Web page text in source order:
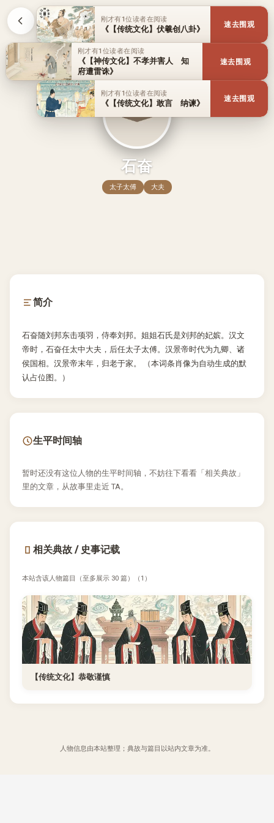
石奋
太子太傅 大夫
简介
石奋随刘邦东击项羽，侍奉刘邦。姐姐石氏是刘邦的妃嫔。汉文
帝时，石奋任太中大夫，后任太子太傅。汉景帝时代为九卿、诸
侯国相。汉景帝末年，归老于家。 （本词条肖像为自动生成的默
认占位图。）
生平时间轴
暂时还没有这位人物的生平时间轴，不妨往下看看「相关典故」
里的文章，从故事里走近 TA。
相关典故 / 史事记载
本站含该人物篇目（至多展示 30 篇）（1）
【传统文化】恭敬谨慎
人物信息由本站整理；典故与篇目以站内文章为准。
刚才有1位读者在阅读
《【传统文化】伏羲创八卦》 速去围观
刚才有1位读者在阅读
《【神传文化】不孝并害人 知
府遭雷诛》
速去围观
刚才有1位读者在阅读
《【传统文化】敢言 纳谏》 速去围观